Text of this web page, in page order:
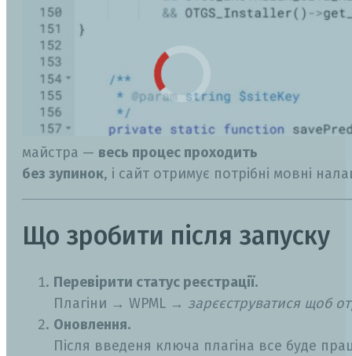
майстра — весь процес проходить
без зупинок, і сайт отримує потрібні мовні
Що зробити після запуску
Перевірити статус реєстрації.
Плагіни → WPML → зарєєструватися щоб
Оновлення.
Після введеня ключа плагіна все буде